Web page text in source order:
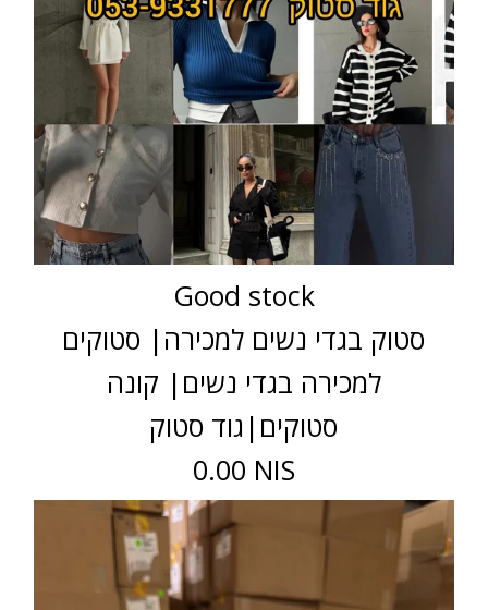
Good stock
סטוק בגדי נשים למכירה| סטוקים
למכירה בגדי נשים| קונה
סטוקים|גוד סטוק
0.00 NIS